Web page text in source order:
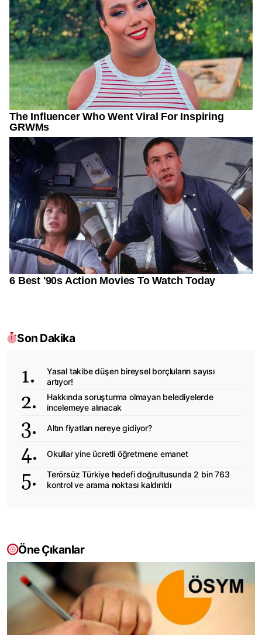
Son Dakika
Yasal takibe düşen bireysel borçluların sayısı
artıyor!
Hakkında soruşturma olmayan belediyelerde
incelemeye alınacak
Altın fiyatları nereye gidiyor?
Okullar yine ücretli öğretmene emanet
Terörsüz Türkiye hedefi doğrultusunda 2 bin 763
kontrol ve arama noktası kaldırıldı
Öne Çıkanlar